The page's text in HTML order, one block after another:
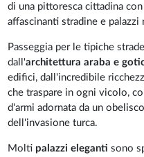
di una pittoresca cittadina
affascinanti stradine e palazzi
Passeggia per le tipiche
dall'architettura araba e
edifici, dall'incredibile
che traspare in ogni vicolo,
d'armi adornata da un
dell'invasione turca.
Molti palazzi eleganti sono